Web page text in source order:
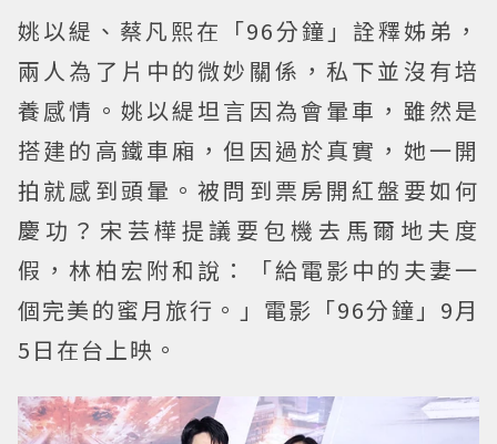
姚以緹、蔡凡熙在「96分鐘」詮釋姊弟，
兩人為了片中的微妙關係，私下並沒有培
養感情。姚以緹坦言因為會暈車，雖然是
搭建的高鐵車廂，但因過於真實，她一開
拍就感到頭暈。被問到票房開紅盤要如何
慶功？宋芸樺提議要包機去馬爾地夫度
假，林柏宏附和說：「給電影中的夫妻一
個完美的蜜月旅行。」電影「96分鐘」9月
5日在台上映。